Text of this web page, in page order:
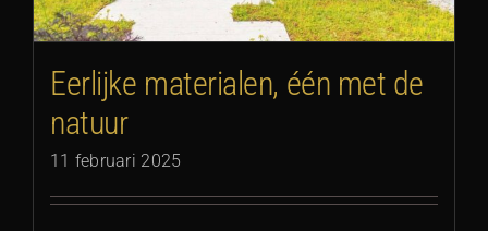
Eerlijke materialen, één met de
natuur
11 februari 2025